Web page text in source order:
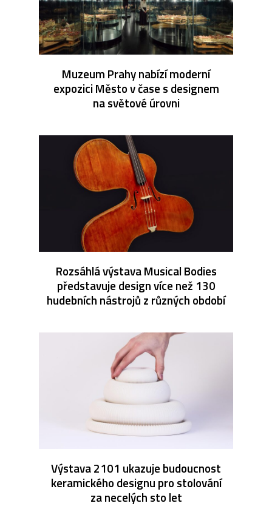
Muzeum Prahy nabízí moderní
expozici Město v čase s designem
na světové úrovni
Rozsáhlá výstava Musical Bodies
představuje design více než 130
hudebních nástrojů z různých období
Výstava 2101 ukazuje budoucnost
keramického designu pro stolování
za necelých sto let